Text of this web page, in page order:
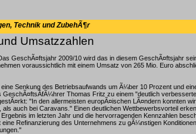
Technik und ZubehÃ¶r
Umsatzzahlen
GeschÃ¤ftsjahr 2009/10 wird das in diesem GeschÃ¤ftsjahr
voraussichtlich mit einem Umsatz von 265 Mio. Euro
Senkung des Betriebsaufwands um Ã¼ber 10 Prozent und
Thomas Fritz zu einem "deutlich
"In den allermeisten europÃ¤ischen LÃ¤ndern konnten
auch bei Caravans." Einen deutlichen Wettbewerbsvorteil
im letzten Jahr und die hervorragenden Kennzahlen
Refinanzierung des Unternehmens zu gÃ¼nstigen